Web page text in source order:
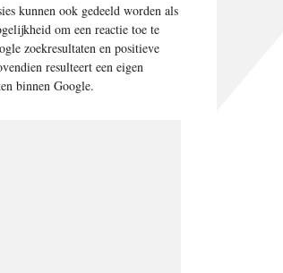
kunnen ook gedeeld worden als
om een reactie toe te
zoekresultaten en positieve
resulteert een eigen
binnen Google.